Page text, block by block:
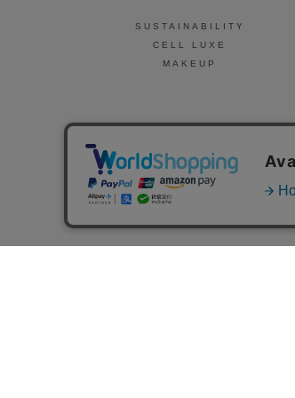
SUSTAINABILITY
CELL LUXE
MAKEUP